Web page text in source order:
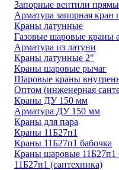
Запорные вентили
Арматура запорная кран
Краны латунные
Газовые шаровые краны
Арматура из латуни
Краны латунные 2"
Краны шаровые рычаг
Шаровые краны
Оптом (инженерная
Краны ДУ 150 мм
Арматура ДУ 150 мм
Краны для пара
Краны 11Б27п1
Краны 11Б27п1 бабочка
Краны шаровые 11Б27п1
11Б27п1 (сантехника)